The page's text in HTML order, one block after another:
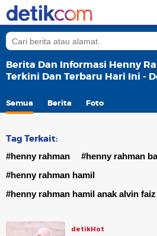
Berita Dan Informasi Henny
Terkini Dan Terbaru Hari Ini -
Semua Berita Foto
Tag Terkait:
#henny rahman
#henny rahman
#henny rahman hamil
#henny rahman hamil anak alvin faiz
detikHot